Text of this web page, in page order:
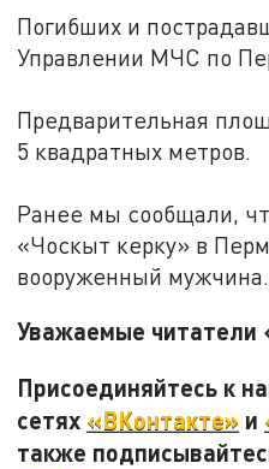
Погибших и
Управлении МЧС по
Предварительная
5 квадратных метров.
Ранее мы сообщали,
«Чоскыт керку» в
вооруженный мужчина.
Уважаемые читатели
Присоединяйтесь к
сетях «ВКонтакте» и
также